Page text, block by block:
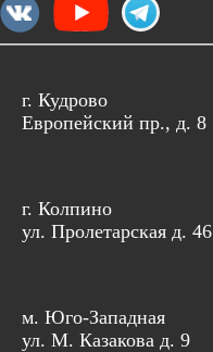
г. Кудрово
Европейский пр., д. 8
г. Колпино
ул. Пролетарская д. 46
м. Юго-Западная
ул. М. Казакова д. 9